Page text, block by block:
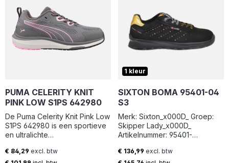
PUMA CELERITY KNIT
PINK LOW S1PS 642980
De Puma Celerity Knit Pink Low
S1PS 642980 is een sportieve
en ultralichte
en bescherming perfect
Normale prijs:
€ 84,29 excl. btw
1 kleur
SIXTON BOMA 95401-04
S3
Merk: Sixton_x000D_ Groep:
Skipper Lady_x000D_
Artikelnummer: 95401-
laag_x000D_ Damesschoen:
Normale prijs:
€ 136,99 excl. btw